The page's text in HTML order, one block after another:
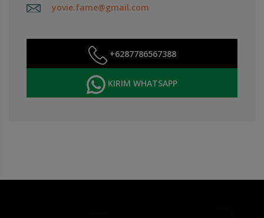
yovie.fame@gmail.com
+6287786567388
KIRIM WHATSAPP